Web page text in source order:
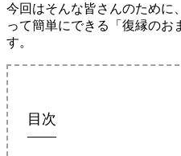
今回はそんな皆さんのために
って簡単にできる「復縁のお
す。
目次